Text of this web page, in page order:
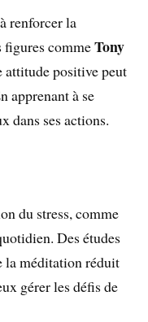
renforcer la
figures commeTony
attitude positive peut
apprenant à se
dans ses actions.
du stress, comme
Des études
la méditation réduit
gérer les défis de